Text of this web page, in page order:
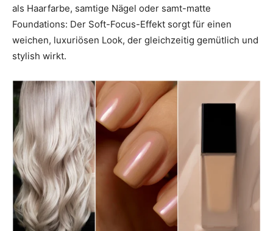
als Haarfarbe, samtige Nägel oder samt-matte
Foundations: Der Soft-Focus-Effekt sorgt für einen
weichen, luxuriösen Look, der gleichzeitig gemütlich und
stylish wirkt.